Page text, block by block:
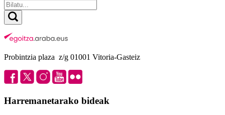
Probintzia plaza z/g 01001 Vitoria-Gasteiz
Harremanetarako bideak